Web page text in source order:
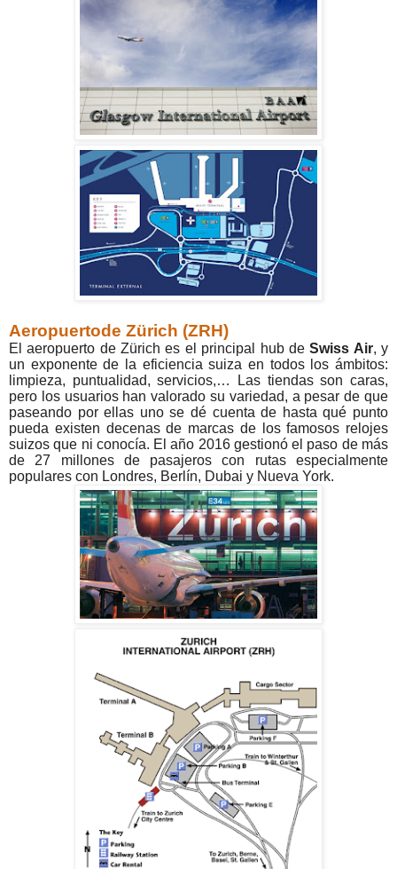
Aeropuertode Zürich (ZRH)
El aeropuerto de Zürich es el principal hub deSwiss Air, y
un exponente de la eficiencia suiza en todos los ámbitos:
limpieza, puntualidad, servicios,… Las tiendas son caras,
pero los usuarios han valorado su variedad, a pesar de que
paseando por ellas uno se dé cuenta de hasta qué punto
pueda existen decenas de marcas de los famosos relojes
suizos que ni conocía. El año 2016 gestionó el paso de más
de 27 millones de pasajeros con rutas especialmente
populares con Londres, Berlín, Dubai y Nueva York.